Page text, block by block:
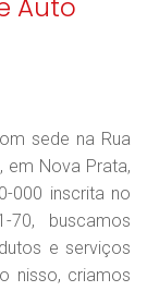
Auto
sede na Rua
em Nova Prata,
000 inscrita no
70, buscamos
e serviços
nisso, criamos